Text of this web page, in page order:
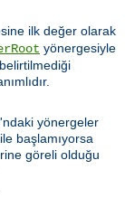
ilk değer olarak
yönergesiyle
'ndaki yönergeler
başlamıyorsa
göreli olduğu